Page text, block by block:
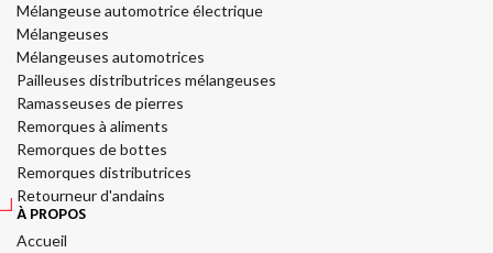
Mélangeuse automotrice électrique
Mélangeuses
Mélangeuses automotrices
Pailleuses distributrices mélangeuses
Ramasseuses de pierres
Remorques à aliments
Remorques de bottes
Remorques distributrices
Retourneur d'andains
À PROPOS
Accueil